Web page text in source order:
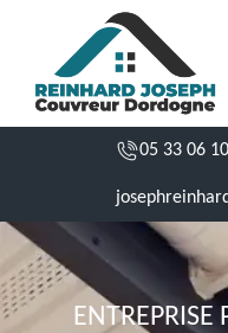
05 33 06
ENTREPRISE